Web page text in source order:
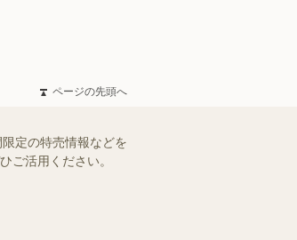
ページの先頭へ
定の特売情報などを
ご活用ください。